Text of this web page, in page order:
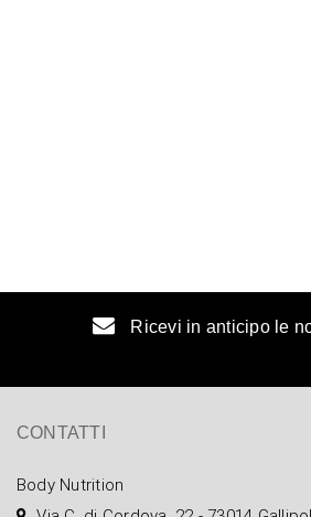
Ricevi in anticipo le
CONTATTI
Body Nutrition